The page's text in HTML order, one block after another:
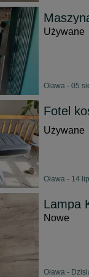
Używane
Oława - 05
Fotel
Używane
Oława - 14
Lampa
Nowe
Oława -